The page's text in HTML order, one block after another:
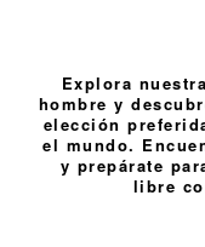
Explora
hombre y
elección
el mundo.
y prepárate
libre